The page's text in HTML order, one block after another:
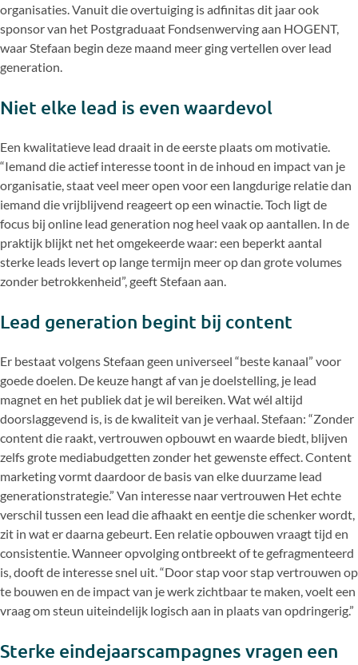
organisaties. Vanuit die overtuiging is adfinitas dit jaar ook
sponsor van het Postgraduaat Fondsenwerving aan HOGENT,
waar Stefaan begin deze maand meer ging vertellen over lead
generation.
Niet elke lead is even waardevol
Een kwalitatieve lead draait in de eerste plaats om motivatie.
“Iemand die actief interesse toont in de inhoud en impact van je
organisatie, staat veel meer open voor een langdurige relatie dan
iemand die vrijblijvend reageert op een winactie. Toch ligt de
focus bij online lead generation nog heel vaak op aantallen. In de
praktijk blijkt net het omgekeerde waar: een beperkt aantal
sterke leads levert op lange termijn meer op dan grote volumes
zonder betrokkenheid”, geeft Stefaan aan.
Lead generation begint bij content
Er bestaat volgens Stefaan geen universeel “beste kanaal” voor
goede doelen. De keuze hangt af van je doelstelling, je lead
magnet en het publiek dat je wil bereiken. Wat wél altijd
doorslaggevend is, is de kwaliteit van je verhaal. Stefaan: “Zonder
content die raakt, vertrouwen opbouwt en waarde biedt, blijven
zelfs grote mediabudgetten zonder het gewenste effect. Content
marketing vormt daardoor de basis van elke duurzame lead
generationstrategie.” Van interesse naar vertrouwen Het echte
verschil tussen een lead die afhaakt en eentje die schenker wordt,
zit in wat er daarna gebeurt. Een relatie opbouwen vraagt tijd en
consistentie. Wanneer opvolging ontbreekt of te gefragmenteerd
is, dooft de interesse snel uit. “Door stap voor stap vertrouwen op
te bouwen en de impact van je werk zichtbaar te maken, voelt een
vraag om steun uiteindelijk logisch aan in plaats van opdringerig.”
Sterke eindejaarscampagnes vragen een